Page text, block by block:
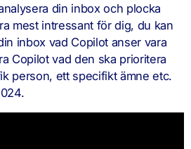
din inbox och plocka
mest intressant för dig, du kan
inbox vad Copilot anser vara
Copilot vad den ska prioritera
person, ett specifikt ämne etc.